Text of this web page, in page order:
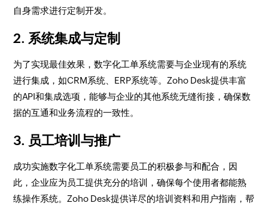
自身需求进行定制开发。
2. 系统集成与定制
为了实现最佳效果，数字化工单系统需要与企业现有的系统
进行集成，如CRM系统、ERP系统等。Zoho Desk提供丰富
的API和集成选项，能够与企业的其他系统无缝衔接，确保数
据的互通和业务流程的一致性。
3. 员工培训与推广
成功实施数字化工单系统需要员工的积极参与和配合，因
此，企业应为员工提供充分的培训，确保每个使用者都能熟
练操作系统。Zoho Desk提供详尽的培训资料和用户指南，帮